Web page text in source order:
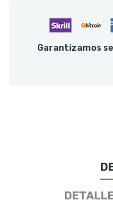
Garantizamos